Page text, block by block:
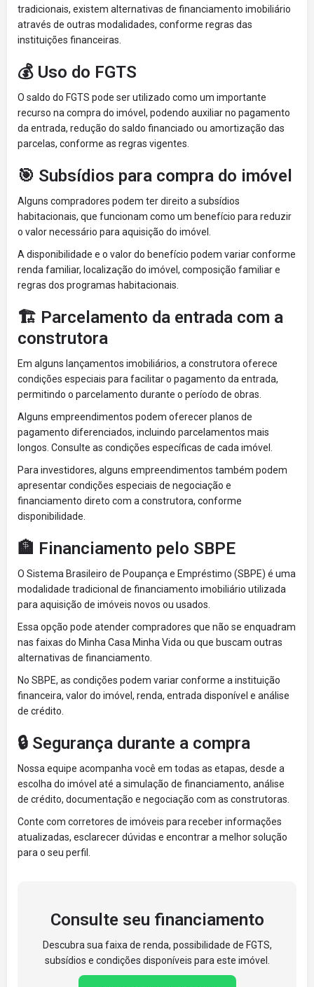
tradicionais, existem alternativas de financiamento imobiliário
através de outras modalidades, conforme regras das
instituições financeiras.
💰 Uso do FGTS
O saldo do FGTS pode ser utilizado como um importante
recurso na compra do imóvel, podendo auxiliar no pagamento
da entrada, redução do saldo financiado ou amortização das
parcelas, conforme as regras vigentes.
🎯 Subsídios para compra do imóvel
Alguns compradores podem ter direito a subsídios
habitacionais, que funcionam como um benefício para reduzir
o valor necessário para aquisição do imóvel.
A disponibilidade e o valor do benefício podem variar conforme
renda familiar, localização do imóvel, composição familiar e
regras dos programas habitacionais.
🏗️ Parcelamento da entrada com a
construtora
Em alguns lançamentos imobiliários, a construtora oferece
condições especiais para facilitar o pagamento da entrada,
permitindo o parcelamento durante o período de obras.
Alguns empreendimentos podem oferecer planos de
pagamento diferenciados, incluindo parcelamentos mais
longos. Consulte as condições específicas de cada imóvel.
Para investidores, alguns empreendimentos também podem
apresentar condições especiais de negociação e
financiamento direto com a construtora, conforme
disponibilidade.
🏦 Financiamento pelo SBPE
O Sistema Brasileiro de Poupança e Empréstimo (SBPE) é uma
modalidade tradicional de financiamento imobiliário utilizada
para aquisição de imóveis novos ou usados.
Essa opção pode atender compradores que não se enquadram
nas faixas do Minha Casa Minha Vida ou que buscam outras
alternativas de financiamento.
No SBPE, as condições podem variar conforme a instituição
financeira, valor do imóvel, renda, entrada disponível e análise
de crédito.
🔒 Segurança durante a compra
Nossa equipe acompanha você em todas as etapas, desde a
escolha do imóvel até a simulação de financiamento, análise
de crédito, documentação e negociação com as construtoras.
Conte com corretores de imóveis para receber informações
atualizadas, esclarecer dúvidas e encontrar a melhor solução
para o seu perfil.
Consulte seu financiamento
Descubra sua faixa de renda, possibilidade de FGTS,
subsídios e condições disponíveis para este imóvel.